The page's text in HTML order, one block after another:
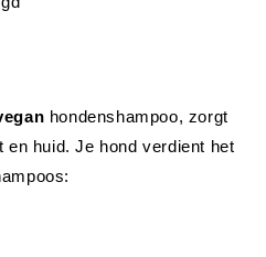
hondenshampoo, zorgt
huid. Je hond verdient het